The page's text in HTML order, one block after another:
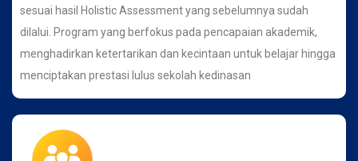
sesuai hasil Holistic Assessment yang sebelumnya sudah
dilalui. Program yang berfokus pada pencapaian akademik,
menghadirkan ketertarikan dan kecintaan untuk belajar hingga
menciptakan prestasi lulus sekolah kedinasan